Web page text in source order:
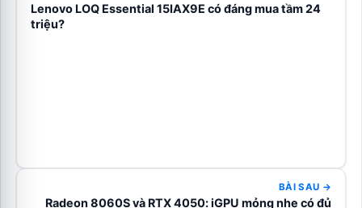
Lenovo LOQ Essential 15IAX9E có đáng mua tầm 24
triệu?
BÀI SAU →
Radeon 8060S và RTX 4050: iGPU mỏng nhẹ có đủ